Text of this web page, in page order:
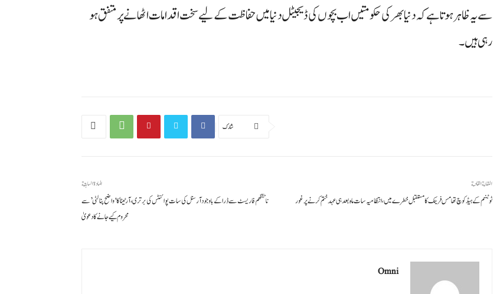
سے یہ ظاہر ہوتا ہے کہ دنیا بھر کی حکومتیں اب بچوں کی ڈیجیٹل دنیا میں حفاظت کے لیے سخت اقدامات اٹھانے پر متفق ہو
رہی ہیں۔
شارك
المادة السابقة
ناٹنگھم فاریسٹ سے ڈرا کے باوجود آرسنل کی سات پوائنٹس کی برتری، آرٹیٹا کا ‘واضح پنالٹی’ سے
محروم کیے جانے کا دعویٰ
المقالة القادمة
ٹوٹنہم کے ہیڈ کوچ تھامس فرینک کا مستقبل خطرے میں، انتظامیہ سات ماہ بعد ہی عہد ختم کرنے پر غور
Omni